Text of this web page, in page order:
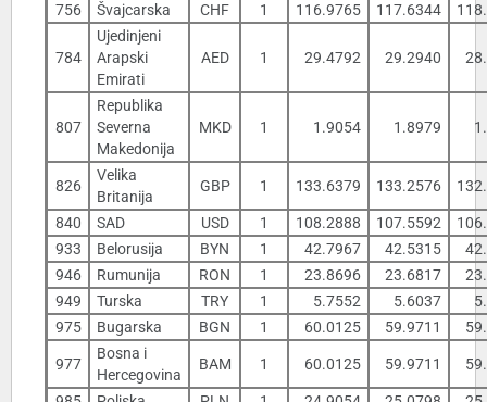
756 Švajcarska CHF 1 116.9765 117.6344
784
Ujedinjeni
Arapski
Emirati
AED 1 29.4792 29.2940
807
Republika
Severna
Makedonija
MKD 1 1.9054 1.8979
826
Velika
Britanija
GBP 1 133.6379 133.2576
840 SAD USD 1 108.2888 107.5592
933
Belorusija BYN 1 42.7967 42.5315
946
Rumunija RON 1 23.8696 23.6817
949
Turska TRY 1 5.7552 5.6037
975
Bugarska BGN 1 60.0125 59.9711
977
Bosna i
Hercegovina
BAM 1 60.0125 59.9711